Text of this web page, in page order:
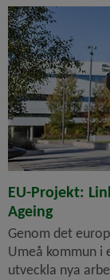
EU-Projekt:
Ageing
Genom det
Umeå kommun
utveckla nya